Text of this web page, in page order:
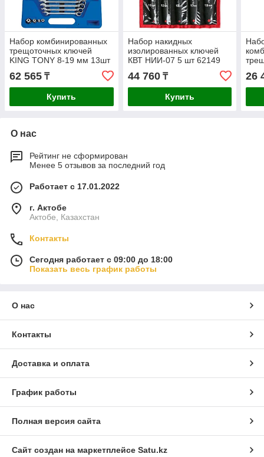
Набор комбинированных
трещоточных ключей
KING TONY 8-19 мм 13шт
13113MR
62 565 ₸
Купить
Набор накидных
изолированных ключей
КВТ НИИ-07 5 шт 62149
44 760₸
Купить
26
О нас
Рейтинг не сформирован
Менее 5 отзывов за последний год
Работает с 17.01.2022
г. Актобе
Актобе, Казахстан
Контакты
Сегодня работает с 09:00 до 18:00
Показать весь график работы
О нас
Контакты
Доставка и оплата
График работы
Полная версия сайта
Сайт создан на маркетплейсе Satu.kz